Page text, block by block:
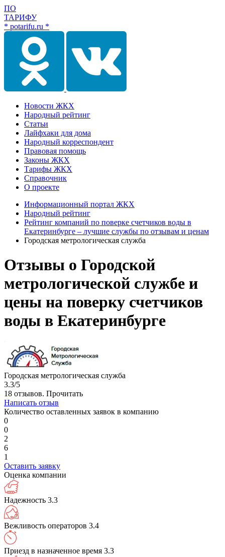
ПО
ТАРИФУ
* potarifu.ru *
Новости ЖКХ
Народный рейтинг
Статьи
Лайфхаки для дома
Народный корреспондент
Правовая помощь
Законы ЖКХ
Тарифы ЖКХ
Справочник
О проекте
Информационный портал ЖКХ
Народный рейтинг
Рейтинг компаний по поверке счетчиков воды в
Екатеринбурге – лучшие службы по отзывам и ценам
Городская метрологическая служба
Отзывы о Городской
метрологической службе и
цены на поверку счетчиков
воды в Екатеринбурге
Городская метрологическая служба
3.3/5
18 отзывов. Прочитать
Написать отзыв
Количество оставленных заявок в компанию
0
0
2
6
1
Оставить заявку
Оценка компании
Надежность 3.3
Вежливость операторов 3.4
Приезд в назначенное время 3.3